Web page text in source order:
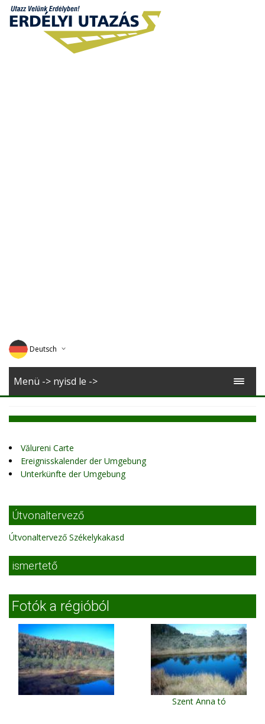
Deutsch
English
Menü -> nyisd le ->
Vălureni Carte
Ereignisskalender der Umgebung
Unterkünfte der Umgebung
Útvonaltervező
Útvonaltervező Székelykakasd
ismertető
Fotók a régióból
Szent Anna tó